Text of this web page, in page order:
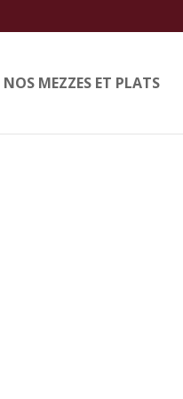
NOS MEZZES ET PLATS